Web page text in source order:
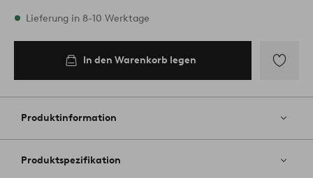
Vorrätig
Lieferung in 8-10 Werktage
In den Warenkorb legen
Favoriten
Produktinformation
Produktspezifikation